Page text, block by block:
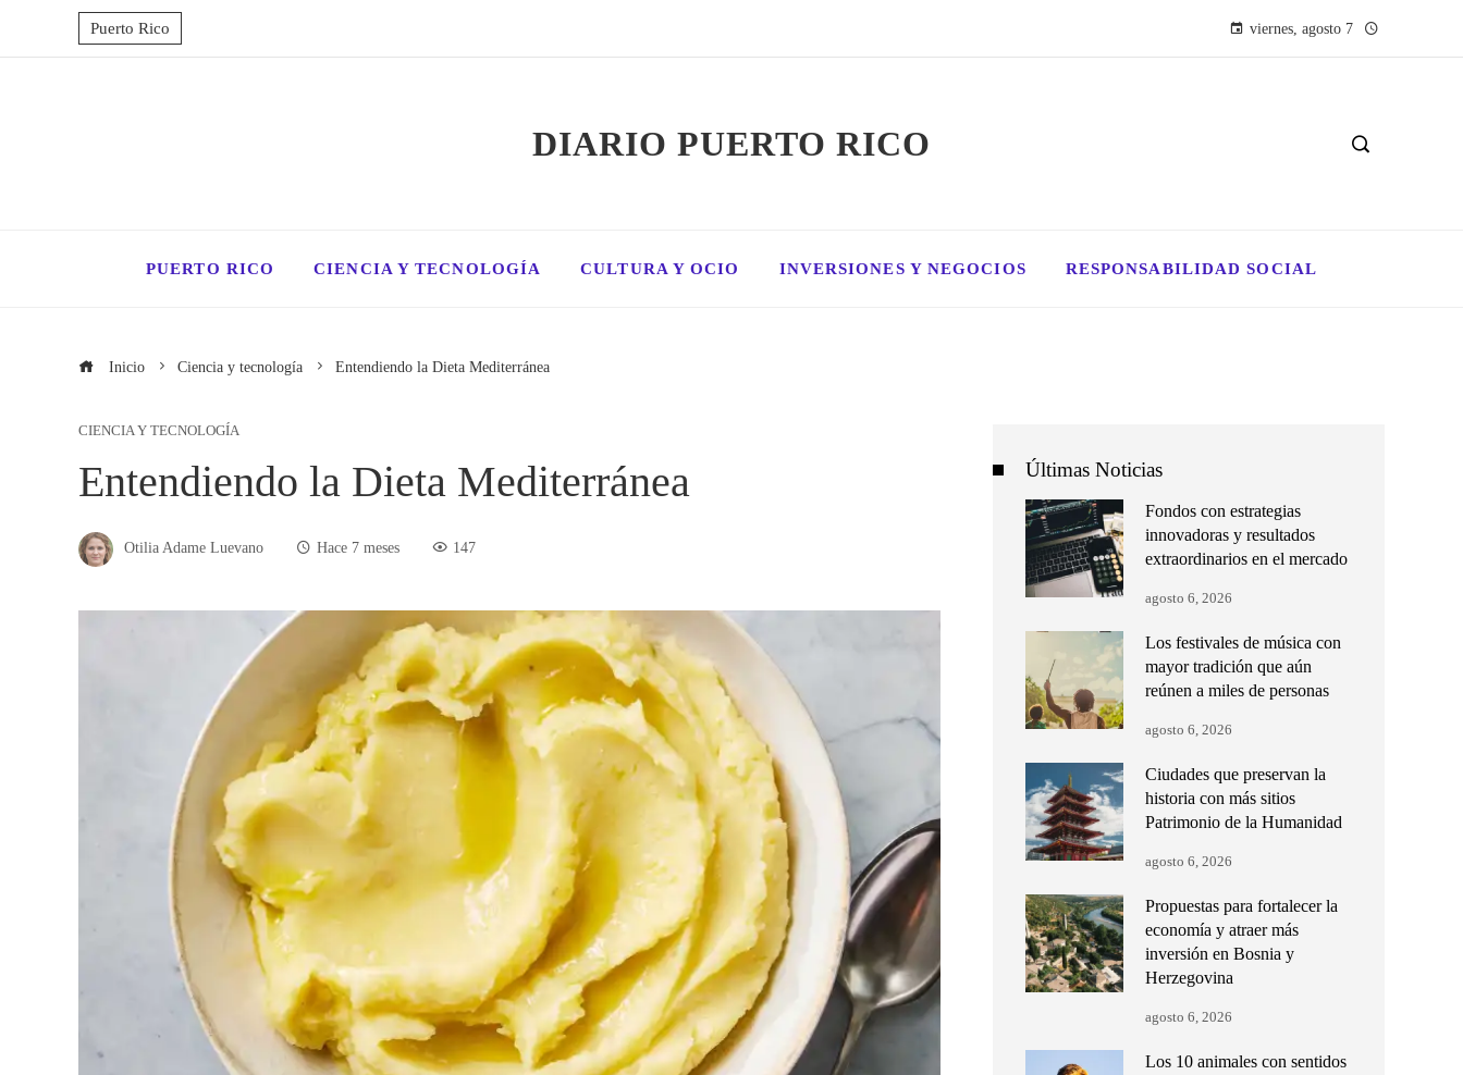
Puerto Rico viernes, agosto 7
DIARIO PUERTO RICO
PUERTO RICO CIENCIA Y TECNOLOGÍA CULTURA Y OCIO INVERSIONES Y NEGOCIOS RESPONSABILIDAD SOCIAL
Inicio Ciencia y tecnología Entendiendo la Dieta Mediterránea
CIENCIA Y TECNOLOGÍA
Entendiendo la Dieta Mediterránea
Otilia Adame Luevano Hace 7 meses 147
Últimas Noticias
Fondos con estrategias
innovadoras y resultados
extraordinarios en el mercado
agosto 6, 2026
Los festivales de música con
mayor tradición que aún
reúnen a miles de personas
agosto 6, 2026
Ciudades que preservan la
historia con más sitios
Patrimonio de la Humanidad
agosto 6, 2026
Propuestas para fortalecer la
economía y atraer más
inversión en Bosnia y
Herzegovina
agosto 6, 2026
Los 10 animales con sentidos